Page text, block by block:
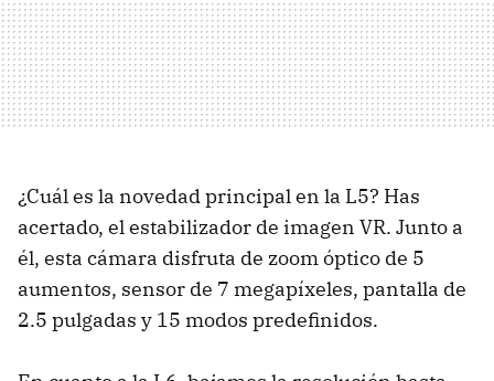
¿Cuál es la novedad principal en la L5? Has
acertado, el estabilizador de imagen VR. Junto a
él, esta cámara disfruta de zoom óptico de 5
aumentos, sensor de 7 megapíxeles, pantalla de
2.5 pulgadas y 15 modos predefinidos.